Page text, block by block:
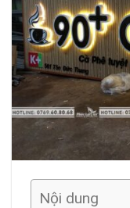
Nội dung